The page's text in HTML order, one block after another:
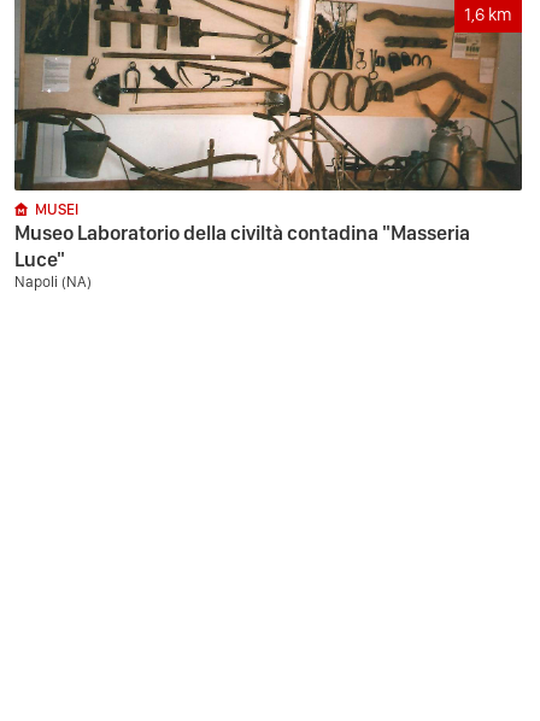
1,6 km
MUSEI
Museo Laboratorio della civiltà contadina "Masseria
Luce"
Napoli (NA)